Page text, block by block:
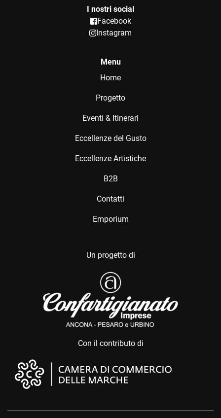
I nostri social
Facebook
Instagram
Menu
Home
Progetto
Eventi & Itinerari
Eccellenze del Gusto
Eccellenze Artistiche
B2B
Contatti
Emporium
Un progetto di
Con il contributo di